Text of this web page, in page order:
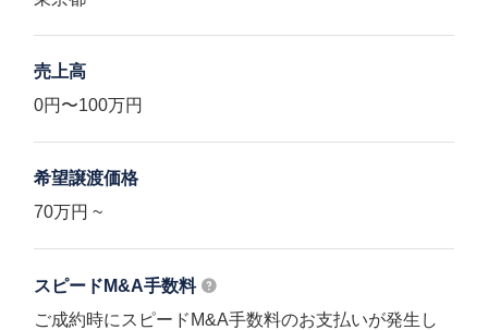
売上高
0円〜100万円
希望譲渡価格
70万円 ~
スピードM&A手数料
ご成約時にスピードM&A手数料のお支払いが発生し